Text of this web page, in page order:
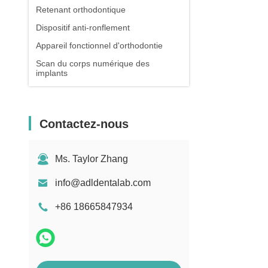
Retenant orthodontique
Dispositif anti-ronflement
Appareil fonctionnel d'orthodontie
Scan du corps numérique des
implants
Contactez-nous
Ms. Taylor Zhang
info@adldentalab.com
+86 18665847934